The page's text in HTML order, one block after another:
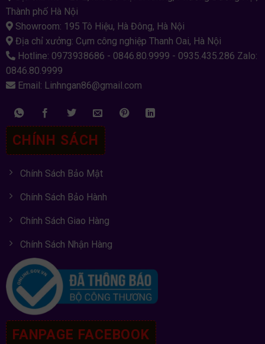
Thành phố Hà Nội
Showroom: 195 Tô Hiệu, Hà Đông, Hà Nội
Địa chỉ xưởng: Cụm công nghiệp Thanh Oai, Hà Nội
Hotline: 0973938686 - 0846.80.9999 - 0935.435.286 Zalo:
0846.80.9999
Email: Linhngan86@gmail.com
CHÍNH SÁCH
Chính Sách Bảo Mật
Chính Sách Bảo Hành
Chính Sách Giao Hàng
Chính Sách Nhận Hàng
FANPAGE FACEBOOK